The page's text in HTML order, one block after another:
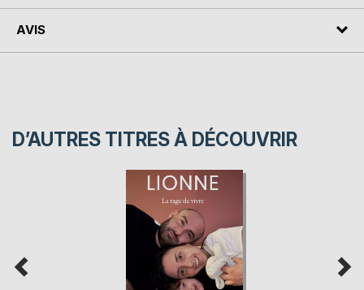
AVIS
D’AUTRES TITRES À DÉCOUVRIR